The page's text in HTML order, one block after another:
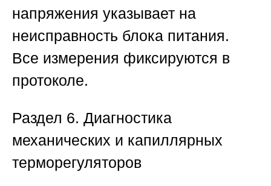
напряжения указывает на
неисправность блока питания.
Все измерения фиксируются в
протоколе.
Раздел 6. Диагностика
механических и капиллярных
терморегуляторов